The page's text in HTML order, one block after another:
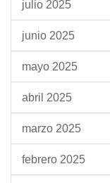
julio 2025
junio 2025
mayo 2025
abril 2025
marzo 2025
febrero 2025